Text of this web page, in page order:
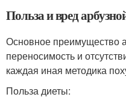
Польза и вред
Основное преимущество
переносимость и
каждая иная методика
Польза диеты: